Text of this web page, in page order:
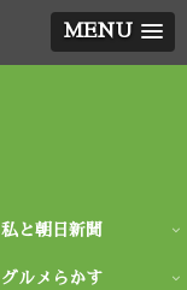
MENU
私と朝日新聞
グルメらかす